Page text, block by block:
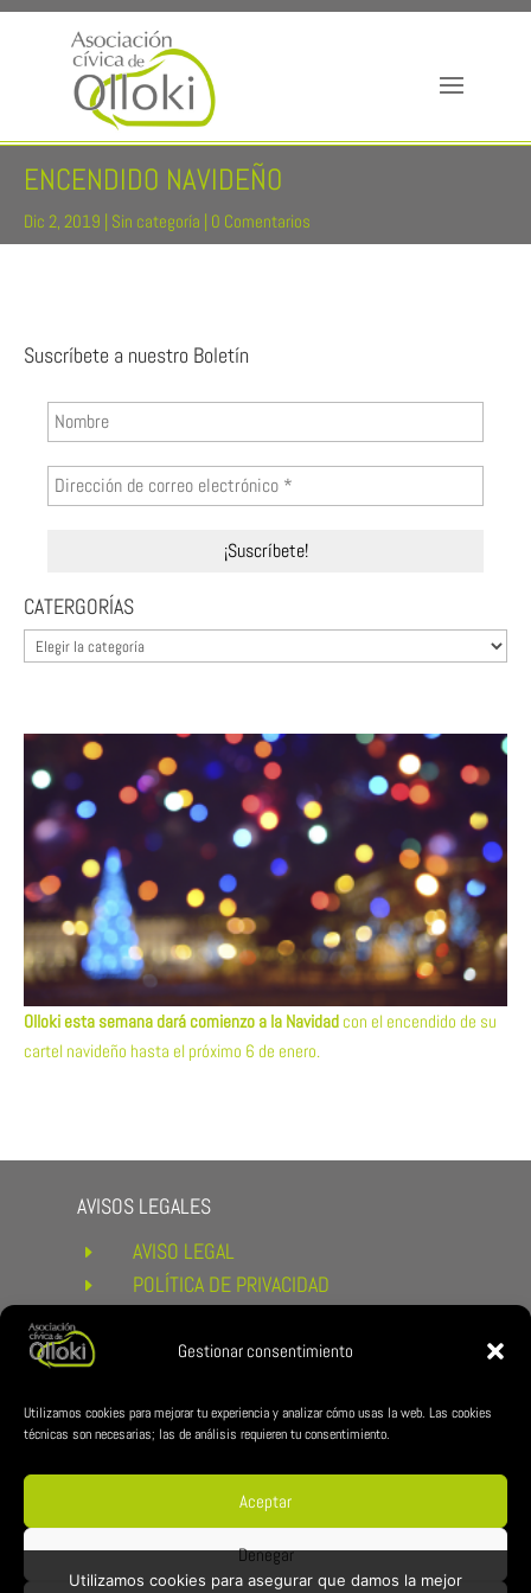
Gestionar consentimiento
Utilizamos cookies para mejorar tu experiencia y analizar cómo usas la web. Las cookies
técnicas son necesarias; las de análisis requieren tu consentimiento.
Aceptar
Denegar
ENCENDIDO NAVIDEÑO
Dic 2, 2019 Sin categoría 0 Comentarios
Suscríbete a nuestro Boletín
CATERGORÍAS
CATERGORÍAS
Olloki esta semana dará comienzo a la Navidad con el encendido de su
cartel navideño hasta el próximo 6 de enero.
AVISOS LEGALES
E AVISO LEGAL
E POLÍTICA DE PRIVACIDAD
E CONDICIONES DE COMPRA Y
ENLACES DE INTERÉS
AYUNTAMIENTO DE ESTERIBAR
ZUBILAN
Utilizamos cookies para asegurar que damos la mejor